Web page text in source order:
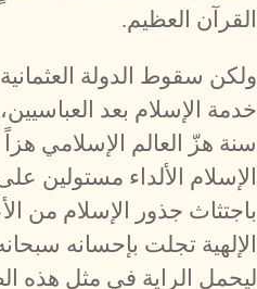
القرآن العظيم.
ولكن سقوط الدولة
خدمة الإسلام بعد
سنة هزّ العالم الإسلامي
الإسلام الألداء مستولين
باجتثاث جذور الإسلام من
الإلهية تجلت بإحسانه
ليحمل الراية في مثل هذه